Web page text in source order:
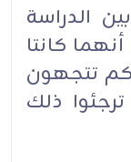
الدراسة
كانتا
تتجهون
ذلك